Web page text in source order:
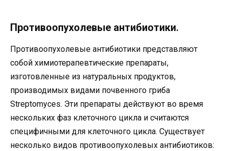
Противоопухолевые антибиотики.
Противоопухолевые антибиотики представляют
собой химиотерапевтические препараты,
изготовленные из натуральных продуктов,
производимых видами почвенного гриба
Streptomyces. Эти препараты действуют во время
нескольких фаз клеточного цикла и считаются
специфичными для клеточного цикла. Существует
несколько видов противоопухолевых антибиотиков: